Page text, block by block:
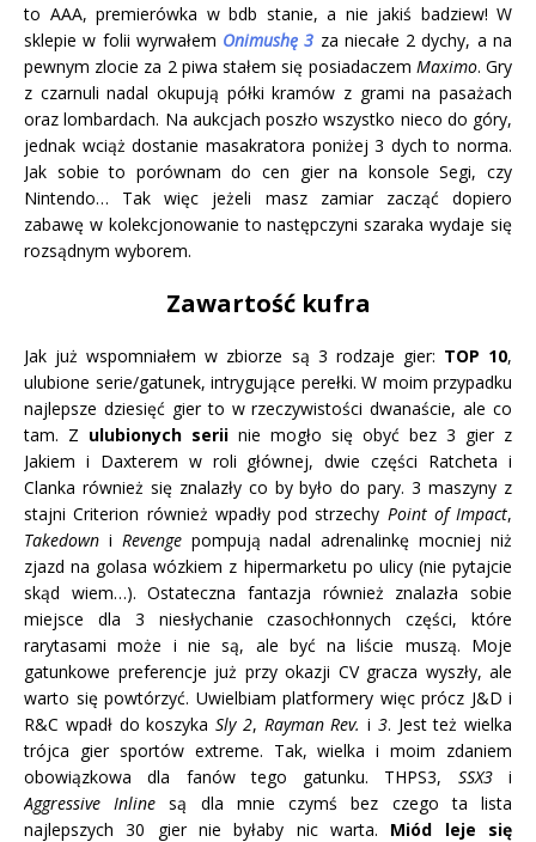
to AAA, premierówka w bdb stanie, a nie jakiś badziew! W
sklepie w folii wyrwałem Onimushę 3 za niecałe 2 dychy, a na
pewnym zlocie za 2 piwa stałem się posiadaczem Maximo. Gry
z czarnuli nadal okupują półki kramów z grami na pasażach
oraz lombardach. Na aukcjach poszło wszystko nieco do góry,
jednak wciąż dostanie masakratora poniżej 3 dych to norma.
Jak sobie to porównam do cen gier na konsole Segi, czy
Nintendo… Tak więc jeżeli masz zamiar zacząć dopiero
zabawę w kolekcjonowanie to następczyni szaraka wydaje się
rozsądnym wyborem.
Zawartość kufra
Jak już wspomniałem w zbiorze są 3 rodzaje gier: TOP 10,
ulubione serie/gatunek, intrygujące perełki. W moim przypadku
najlepsze dziesięć gier to w rzeczywistości dwanaście, ale co
tam. Z ulubionych serii nie mogło się obyć bez 3 gier z
Jakiem i Daxterem w roli głównej, dwie części Ratcheta i
Clanka również się znalazły co by było do pary. 3 maszyny z
stajni Criterion również wpadły pod strzechy Point of Impact,
Takedown i Revenge pompują nadal adrenalinkę mocniej niż
zjazd na golasa wózkiem z hipermarketu po ulicy (nie pytajcie
skąd wiem…). Ostateczna fantazja również znalazła sobie
miejsce dla 3 niesłychanie czasochłonnych części, które
rarytasami może i nie są, ale być na liście muszą. Moje
gatunkowe preferencje już przy okazji CV gracza wyszły, ale
warto się powtórzyć. Uwielbiam platformery więc prócz J&D i
R&C wpadł do koszyka Sly 2, Rayman Rev. i 3. Jest też wielka
trójca gier sportów extreme. Tak, wielka i moim zdaniem
obowiązkowa dla fanów tego gatunku. THPS3, SSX3i
Aggressive Inline są dla mnie czymś bez czego ta lista
najlepszych 30 gier nie byłaby nic warta. Miód leje się